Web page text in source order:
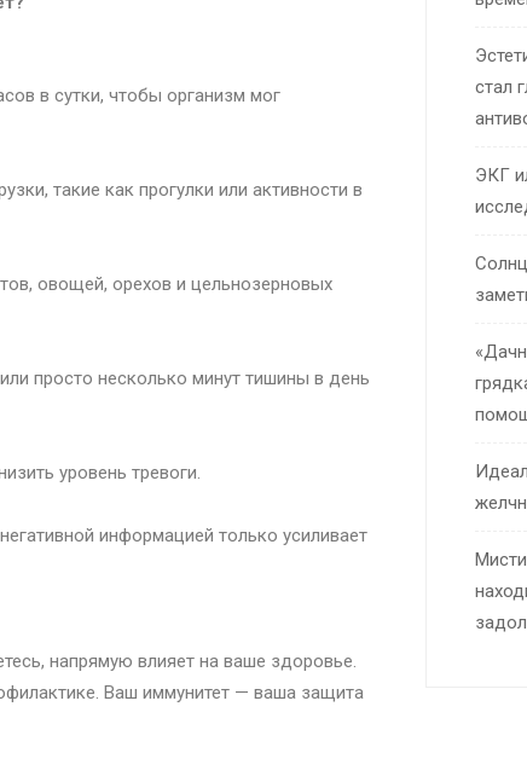
в сутки, чтобы организм мог
такие как прогулки или активности в
овощей, орехов и цельнозерновых
просто несколько минут тишины в день
уровень тревоги.
информацией только усиливает
напрямую влияет на ваше здоровье.
Ваш иммунитет — ваша защита
стал
ЭКГ